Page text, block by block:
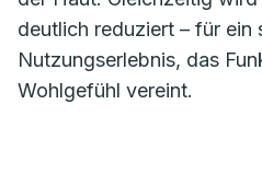
deutlich reduziert – für ein
Nutzungserlebnis, das
Wohlgefühl vereint.